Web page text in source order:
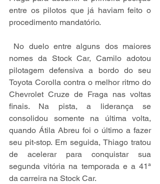
entre os pilotos que já haviam feito o
procedimento mandatório.
nomes da Stock Car, Camilo adotou
pilotagem defensiva a bordo do seu
Toyota Corolla contra o melhor ritmo do
Chevrolet Cruze de Fraga nas voltas
finais. Na pista, a liderança se
consolidou somente na última volta,
quando Átila Abreu foi o último a fazer
seu pit-stop. Em seguida, Thiago tratou
de acelerar para conquistar sua
segunda vitória na temporada e a 41ª
da carreira na Stock Car.